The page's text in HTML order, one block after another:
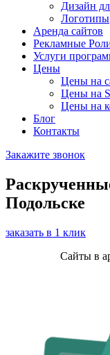
Дизайн
Логотипы
Аренда сайтов
Рекламные
Услуги
Цены
Цены на
Цены на
Цены на
Блог
Контакты
Закажите звонок
Подольске
заказать в 1 клик
Сайты в